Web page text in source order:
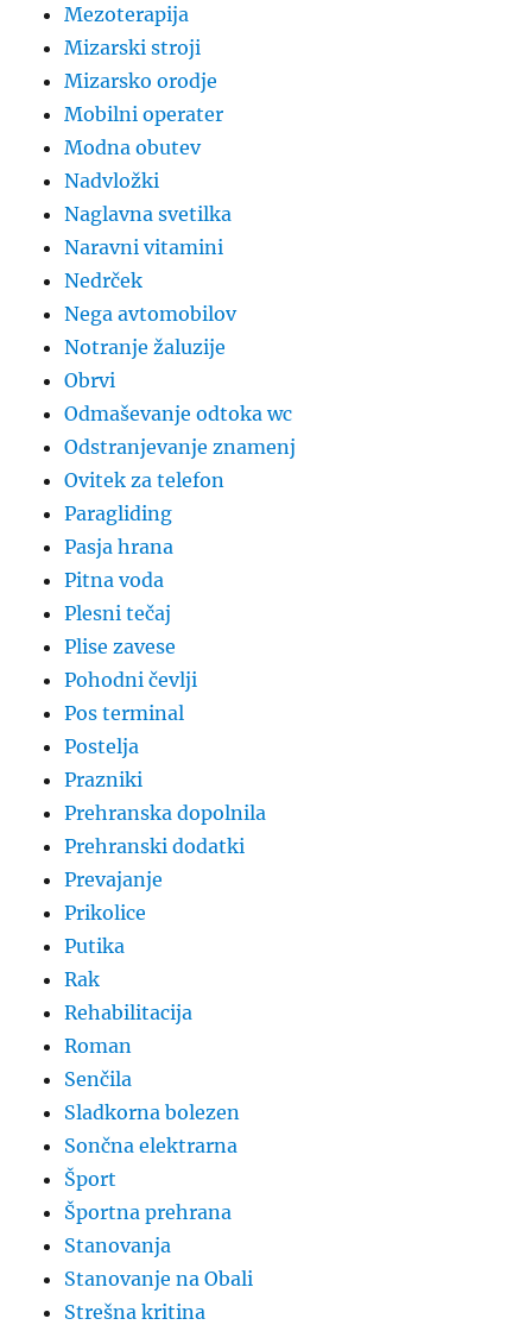
Mezoterapija
Mizarski stroji
Mizarsko orodje
Mobilni operater
Modna obutev
Nadvložki
Naglavna svetilka
Naravni vitamini
Nedrček
Nega avtomobilov
Notranje žaluzije
Obrvi
Odmaševanje odtoka wc
Odstranjevanje znamenj
Ovitek za telefon
Paragliding
Pasja hrana
Pitna voda
Plesni tečaj
Plise zavese
Pohodni čevlji
Pos terminal
Postelja
Prazniki
Prehranska dopolnila
Prehranski dodatki
Prevajanje
Prikolice
Putika
Rak
Rehabilitacija
Roman
Senčila
Sladkorna bolezen
Sončna elektrarna
Šport
Športna prehrana
Stanovanja
Stanovanje na Obali
Strešna kritina